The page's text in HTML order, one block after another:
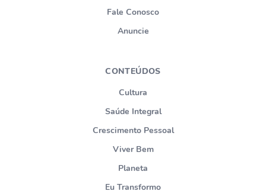
Fale Conosco
Anuncie
CONTEÚDOS
Cultura
Saúde Integral
Crescimento Pessoal
Viver Bem
Planeta
Eu Transformo